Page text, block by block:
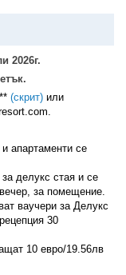
2026г.
(скрит) или
апартаменти се
делукс стая и се
за помещение.
ваучери за Делукс
30
10 евро/19.56лв